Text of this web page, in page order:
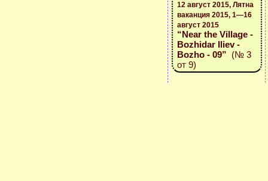
12 август 2015, Лятна
ваканция 2015, 1—16
август 2015
“Near the Village -
Bozhidar Iliev -
Bozho - 09” (№ 3
от 9)